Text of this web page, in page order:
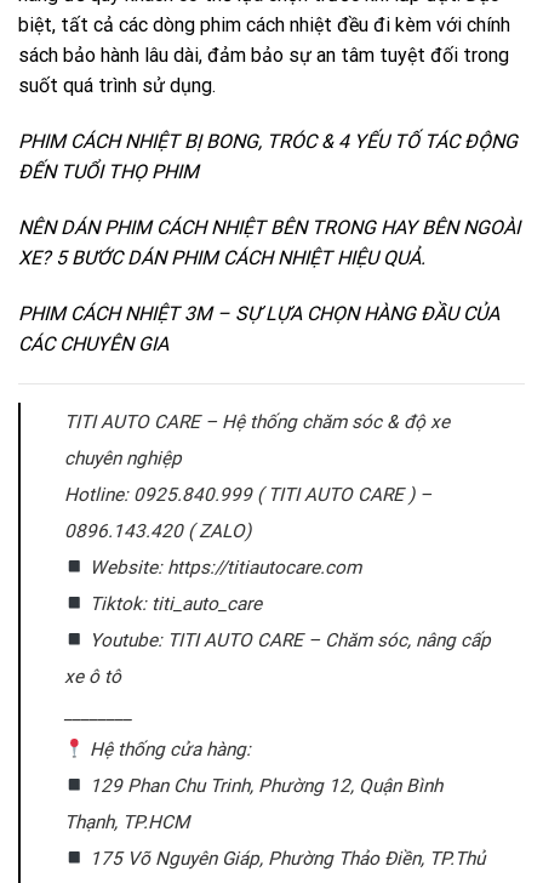
biệt, tất cả các dòng phim cách nhiệt đều đi kèm với chính
sách bảo hành lâu dài, đảm bảo sự an tâm tuyệt đối trong
suốt quá trình sử dụng.
PHIM CÁCH NHIỆT BỊ BONG, TRÓC & 4 YẾU TỐ TÁC ĐỘNG
ĐẾN TUỔI THỌ PHIM
NÊN DÁN PHIM CÁCH NHIỆT BÊN TRONG HAY BÊN NGOÀI
XE? 5 BƯỚC DÁN PHIM CÁCH NHIỆT HIỆU QUẢ.
PHIM CÁCH NHIỆT 3M – SỰ LỰA CHỌN HÀNG ĐẦU CỦA
CÁC CHUYÊN GIA
TITI AUTO CARE – Hệ thống chăm sóc & độ xe
chuyên nghiệp
Hotline: 0925.840.999 ( TITI AUTO CARE ) –
0896.143.420 ( ZALO)
Website: https://titiautocare.com
Tiktok: titi_auto_care
Youtube: TITI AUTO CARE – Chăm sóc, nâng cấp
xe ô tô
Hệ thống cửa hàng:
129 Phan Chu Trinh, Phường 12, Quận Bình
Thạnh, TP.HCM
175 Võ Nguyên Giáp, Phường Thảo Điền, TP.Thủ